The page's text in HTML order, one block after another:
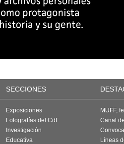
SECCIONES
Exposiciones
Fotografías del CdF
Investigación
Educativa
MUFF,
Canal
Líneas